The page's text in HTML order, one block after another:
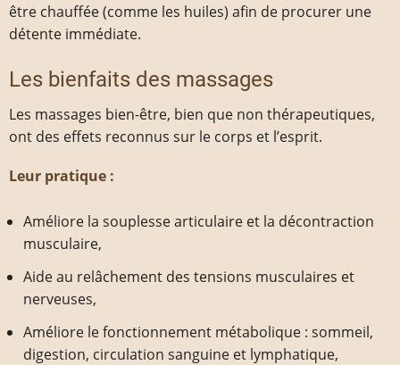
être chauffée (comme les huiles) afin de procurer une
détente immédiate.
Les bienfaits des massages
Les massages bien-être, bien que non thérapeutiques,
ont des effets reconnus sur le corps et l’esprit.
Leur pratique :
Améliore la souplesse articulaire et la décontraction
musculaire,
Aide au relâchement des tensions musculaires et
nerveuses,
Améliore le fonctionnement métabolique : sommeil,
digestion, circulation sanguine et lymphatique,